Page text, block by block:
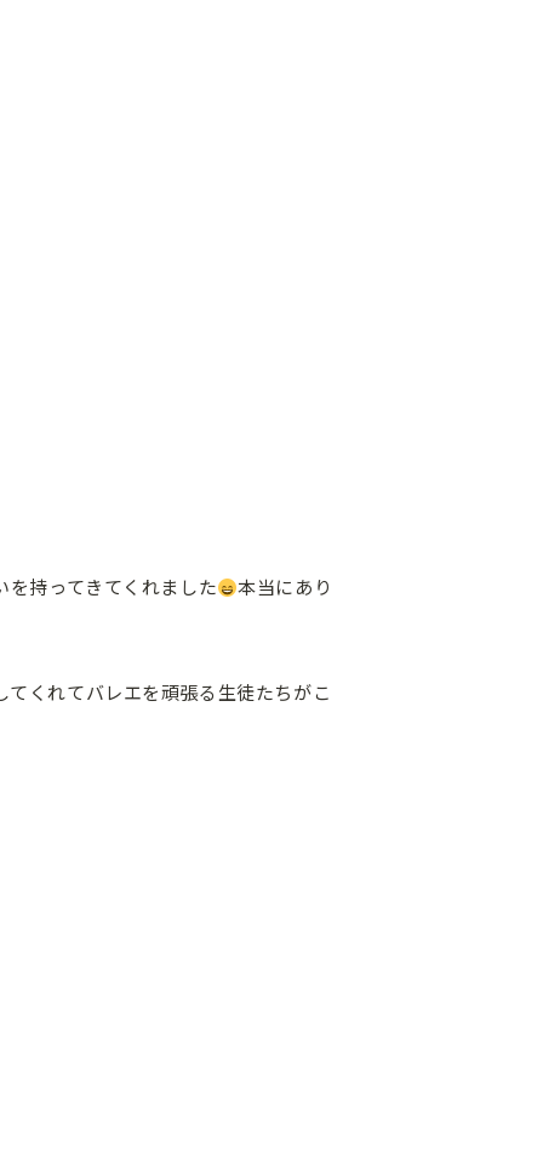
を持ってきてくれました
本当にあり
くれてバレエを頑張る生徒たちがこ